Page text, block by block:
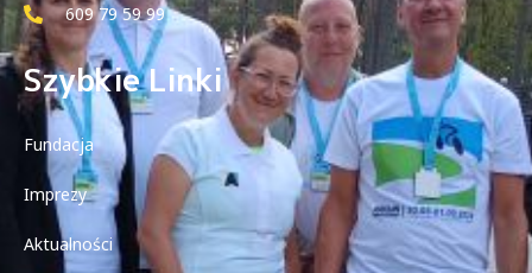
609 79 59 99
Szybkie Linki
Fundacja
Imprezy
Aktualności